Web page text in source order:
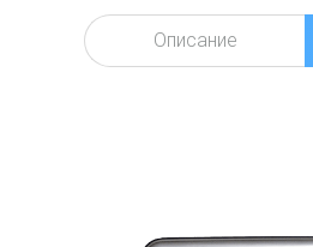
Описание